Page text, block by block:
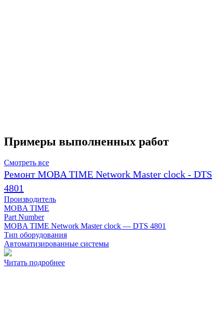
Примеры выполненных работ
Смотреть все
Ремонт MOBA TIME Network Master clock - DTS
4801
Производитель
MOBA TIME
Part Number
MOBA TIME Network Master clock — DTS 4801
Тип оборудования
Автоматизированные системы
Читать подробнее